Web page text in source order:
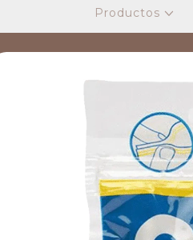
Productos